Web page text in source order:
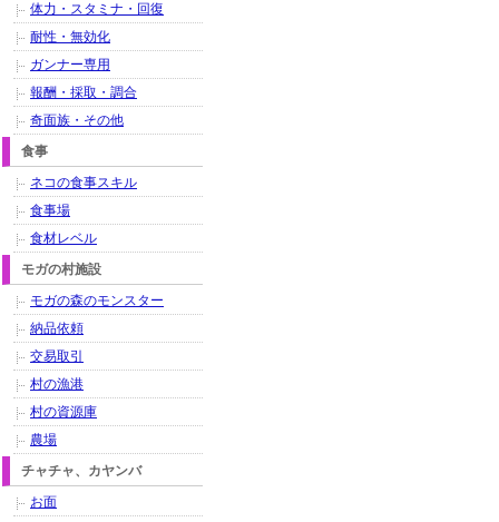
体力・スタミナ・回復
耐性・無効化
ガンナー専用
報酬・採取・調合
奇面族・その他
食事
ネコの食事スキル
食事場
食材レベル
モガの村施設
モガの森のモンスター
納品依頼
交易取引
村の漁港
村の資源庫
農場
チャチャ、カヤンバ
お面